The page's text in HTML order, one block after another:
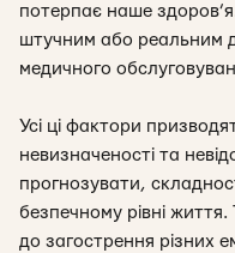
потерпає наше
штучним або реальним
медичного
Усі ці фактори
невизначеності та
прогнозувати,
безпечному рівні
до загострення різних